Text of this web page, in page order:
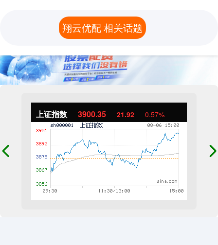
上证指数 3900.35 21.92 0.57%
翔云优配 相关话题